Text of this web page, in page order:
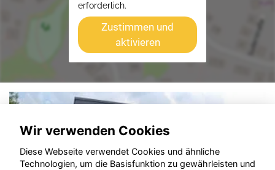
erforderlich.
Zustimmen und
aktivieren
Wir verwenden Cookies
Diese Webseite verwendet Cookies und ähnliche
Technologien, um die Basisfunktion zu gewährleisten und